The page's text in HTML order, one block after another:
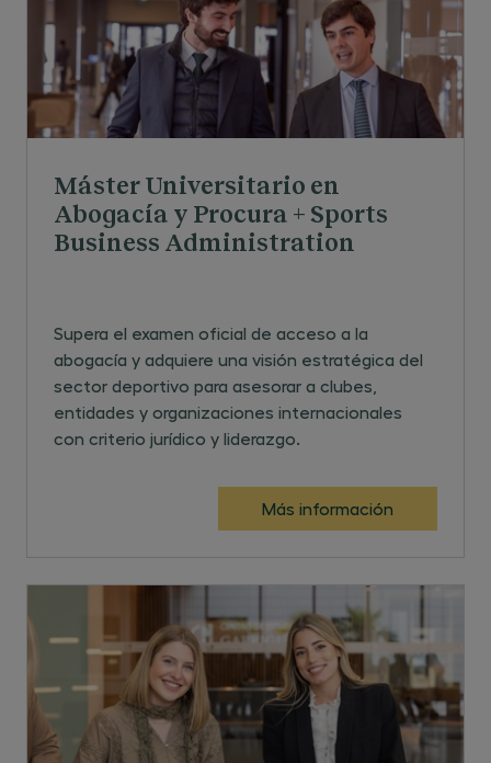
Máster Universitario en
Abogacía y Procura + Sports
Business Administration
Supera el examen oficial de acceso a la
abogacía y adquiere una visión estratégica del
sector deportivo para asesorar a clubes,
entidades y organizaciones internacionales
con criterio jurídico y liderazgo.
Más información